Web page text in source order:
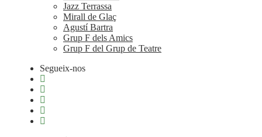
Jazz Terrassa
Mirall de Glaç
Agustí Bartra
Grup F dels Amics
Grup F del Grup de Teatre
Segueix-nos